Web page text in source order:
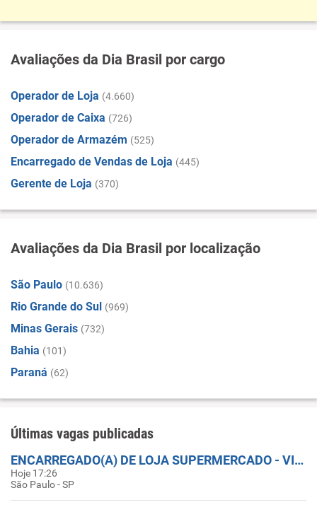
Avaliações da Dia Brasil por cargo
Operador de Loja (4.660)
Operador de Caixa (726)
Operador de Armazém (525)
Encarregado de Vendas de Loja (445)
Gerente de Loja (370)
Avaliações da Dia Brasil por localização
São Paulo (10.636)
Rio Grande do Sul (969)
Minas Gerais (732)
Bahia (101)
Paraná (62)
Últimas vagas publicadas
ENCARREGADO(A) DE LOJA SUPERMERCADO - VILA OLÍMPIA ZONA SUL - SP
Hoje 17:26
São Paulo - SP